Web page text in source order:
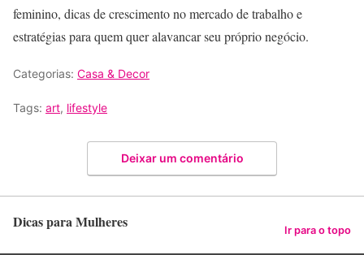
feminino, dicas de crescimento no mercado de trabalho e
estratégias para quem quer alavancar seu próprio negócio.
Categorias: Casa & Decor
Tags: art, lifestyle
Deixar um comentário
Dicas para Mulheres Ir para o topo